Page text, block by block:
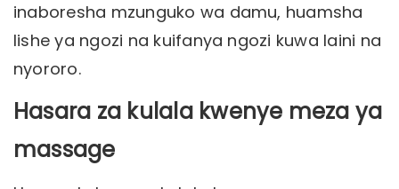
inaboresha mzunguko wa damu, huamsha
lishe ya ngozi na kuifanya ngozi kuwa laini na
nyororo.
Hasara za kulala kwenye meza ya
massage